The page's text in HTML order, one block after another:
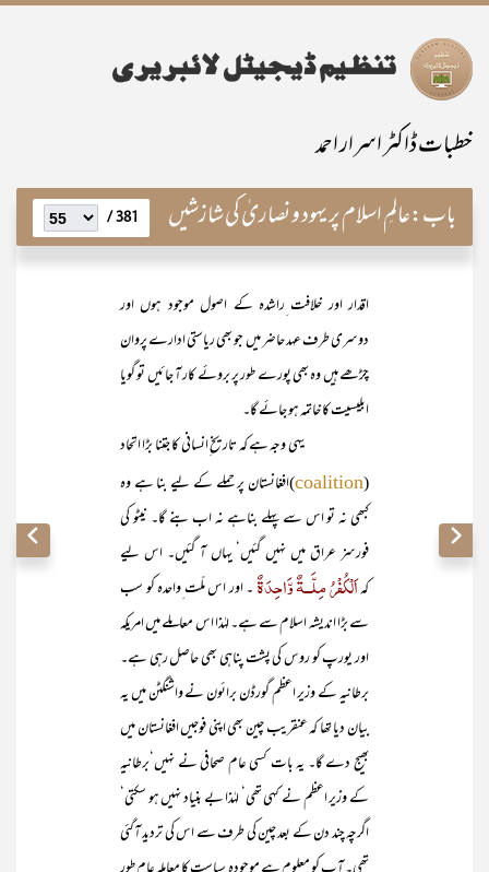
خطبات ڈاکٹر اسرار احمد
باب:عالمِ اسلام پر یہود و نصاریٰ کی شازشیں 381 /
اقدار اور خلافت ِراشدہ کے اصول موجود ہوں اور
دوسری طرف عہد حاضر میں جو بھی ریاستی ادارے پروان
چڑھے ہیں وہ بھی پورے طور پر بروئے کار آ جائیں تو گویا
ابلیسیت کا خاتمہ ہو جائے گا۔
یہی وجہ ہے کہ تاریخ ِانسانی کا جتنا بڑا اتحاد
(
coalition)افغانستان پر حملے کے لیے بنا ہے وہ
کبھی نہ تو اس سے پہلے بناہے نہ اب بنے گا۔ نیٹو کی
فورسز عراق میں نہیں گئیں‘ یہاں آ گئیں۔ اس لیے
کہاَلْکُفْرُ مِلَّــۃٌ وَّاحِدَۃٌ۔ اور اس ملّت ِواحدہ کو سب
سے بڑا اندیشہ اسلام سے ہے۔ لہٰذا اس معاملے میں امریکہ
اور یورپ کو روس کی پشت پناہی بھی حاصل رہی ہے۔
برطانیہ کے وزیر اعظم گورڈن برائون نے واشنگٹن میں یہ
بیان دیا تھا کہ عنقریب چین بھی اپنی فوجیں افغانستان میں
بھیج دے گا۔ یہ بات کسی عام صحافی نے نہیں‘برطانیہ
کے وزیر اعظم نے کہی تھی‘ لہٰذا بے بنیاد نہیں ہو سکتی‘
اگرچہ چند دن کے بعد چین کی طرف سے اس کی تردید آگئی